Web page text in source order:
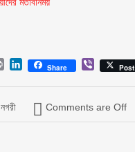
Print LinkedIn
Share ViberPost
Comments are Off